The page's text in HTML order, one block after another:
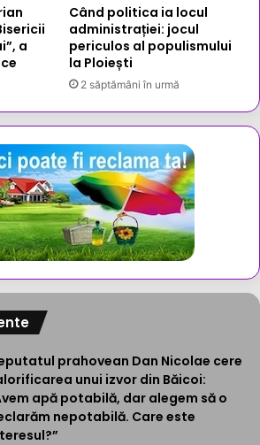
a
Când politica ia locul
administrației: jocul
periculos al populismului
la Ploiești
2 săptămâni în urmă
prahovean Dan Nicolae cere
unui izvor din Băicoi:
apă potabilă, dar alegem să o
nepotabilă. Care este